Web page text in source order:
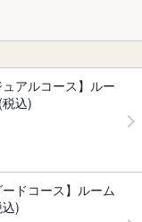
アルコース】ルー
込)
ドコース】ルーム
)